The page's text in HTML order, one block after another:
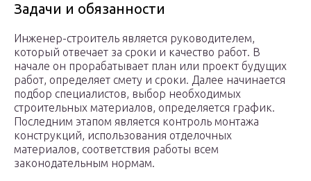
Задачи и обязанности
Инженер-строитель является руководителем,
который отвечает за сроки и качество работ. В
начале он прорабатывает план или проект будущих
работ, определяет смету и сроки. Далее начинается
подбор специалистов, выбор необходимых
строительных материалов, определяется график.
Последним этапом является контроль монтажа
конструкций, использования отделочных
материалов, соответствия работы всем
законодательным нормам.